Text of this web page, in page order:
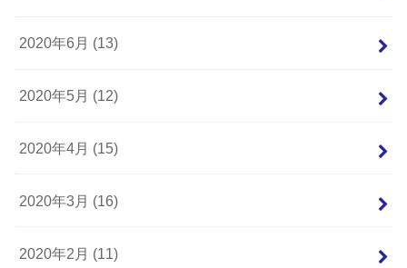
2020年6月 (13)
2020年5月 (12)
2020年4月 (15)
2020年3月 (16)
2020年2月 (11)